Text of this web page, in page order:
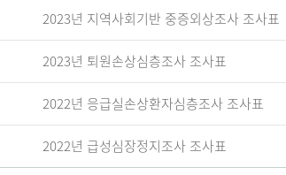
2023년 지역사회기반 중증외상조사 조사표
2023년 퇴원손상심층조사 조사표
2022년 응급실손상환자심층조사 조사표
2022년 급성심장정지조사 조사표